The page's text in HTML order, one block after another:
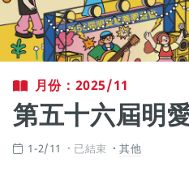
月份：2025/11
第五十六屆明
1-2/11 已結束 其他